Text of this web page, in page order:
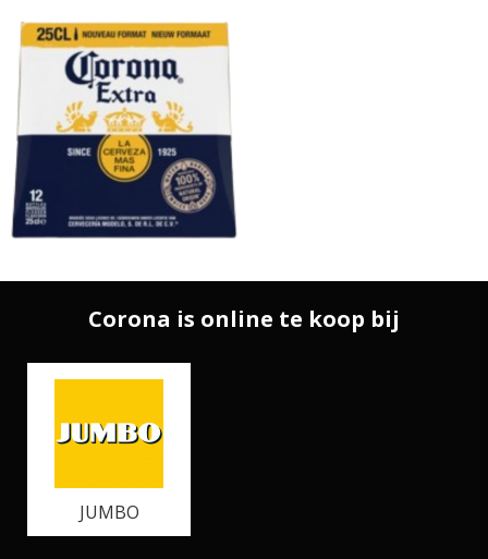
Corona is online te koop bij
JUMBO